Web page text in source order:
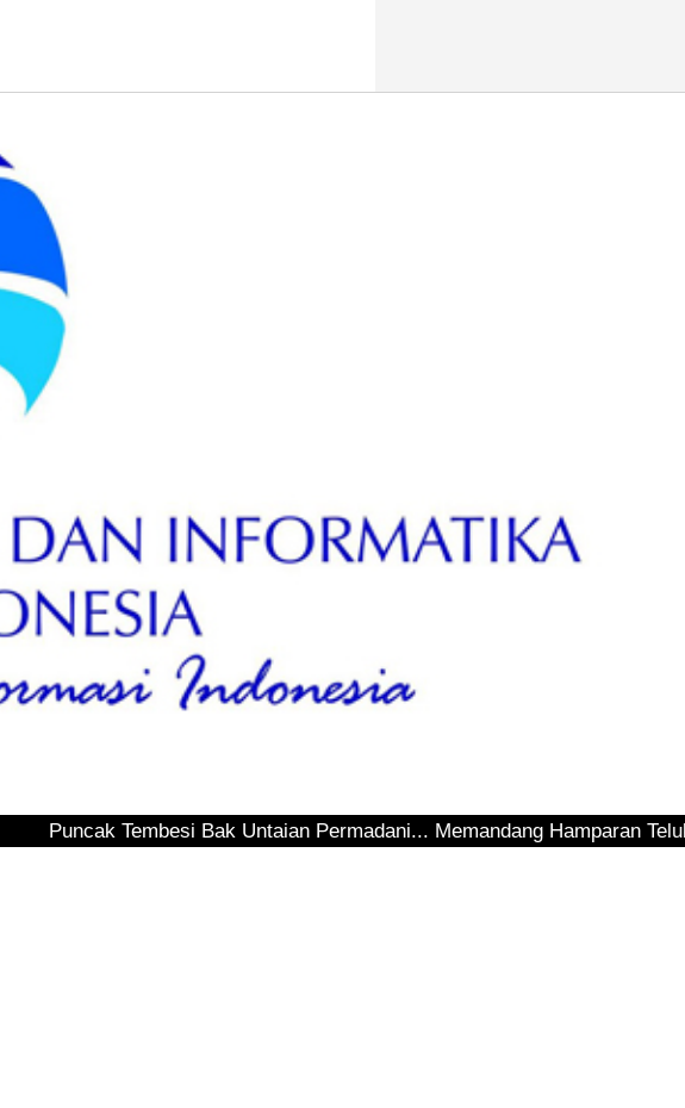
Tembesi Bak Untaian Permadani... Memandang Hamparan Teluk